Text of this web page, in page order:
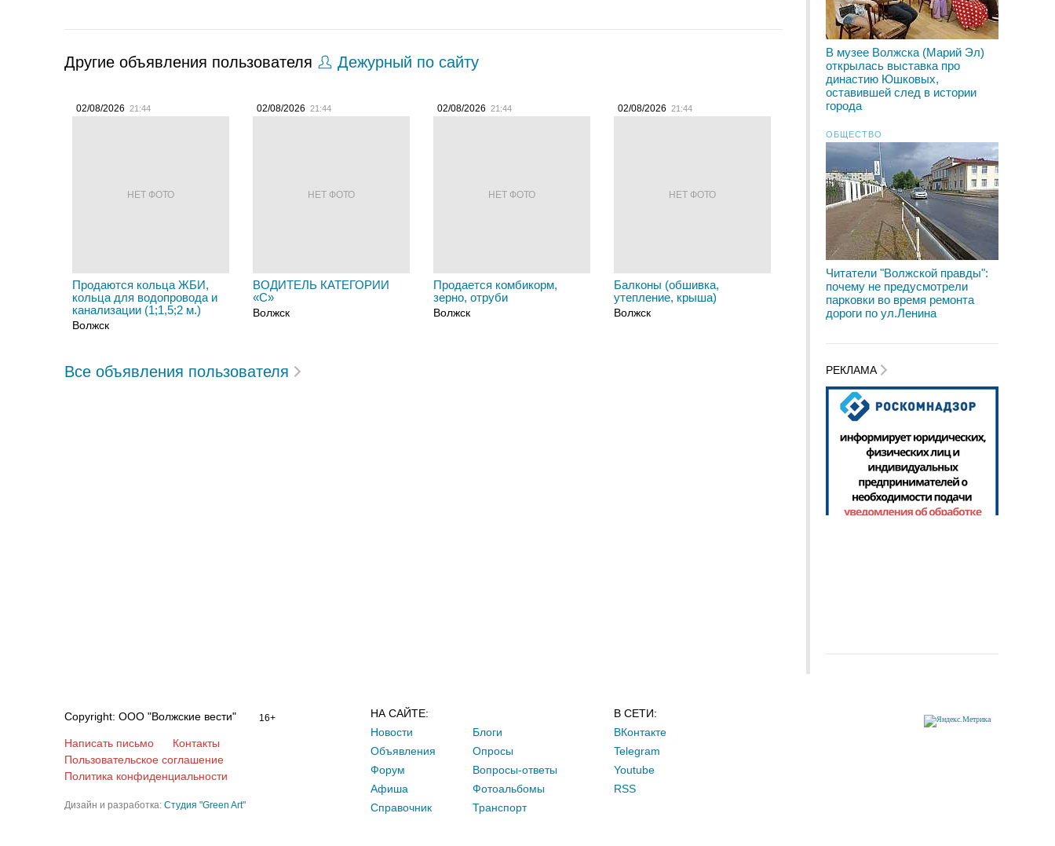
Другие объявления пользователя Дежурный по сайту
02/08/2026 21:44
НЕТ ФОТО
Продаются кольца ЖБИ,
кольца для водопровода и
канализации (1;1,5;2 м.)
Волжск
02/08/2026 21:44
НЕТ ФОТО
ВОДИТЕЛЬ КАТЕГОРИИ
«C»
Волжск
02/08/2026 21:44
НЕТ ФОТО
Продается комбикорм,
зерно, отруби
Волжск
02/08/2026 21:44
НЕТ ФОТО
Балконы (обшивка,
утепление, крыша)
Волжск
Все объявления пользователя
В музее Волжска (Марий Эл)
открылась выставка про
династию Юшковых,
оставившей след в истории
города
ОБЩЕСТВО
Читатели "Волжской правды":
почему не предусмотрели
парковки во время ремонта
дороги по ул.Ленина
РЕКЛАМА
Copyright: ООО "Волжские вести" 16+
Написать письмо
Контакты
Пользовательское соглашение
Политика конфиденциальности
Дизайн и разработка: Студия "Green Art"
НА САЙТЕ:
Новости
Объявления
Форум
Афиша
Справочник
Блоги
Опросы
Вопросы-ответы
Фотоальбомы
Транспорт
В СЕТИ:
ВКонтакте
Telegram
Youtube
RSS